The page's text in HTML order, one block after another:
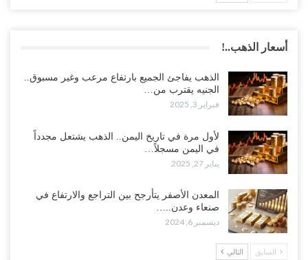
أسعار الذهب..!
الذهب يفاجئ الجميع بارتفاع مرعب وغير مسبوق..
الجنيه يقترب من…
فبراير 3, 2025
لأول مرة في تاريخ اليمن.. الذهب يشتعل مجدداً
في اليمن مسجلاً…
يناير 27, 2025
المعدن الأصفر يتأرجح بين التراجع والارتفاع في
صنعاء وعدن..…
ديسمبر 6, 2024
السابق التالي